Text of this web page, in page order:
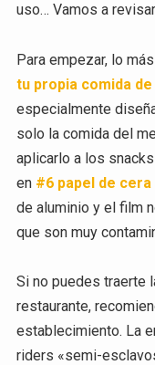
uso… Vamos a
Para empezar, lo
tu propia comida de
especialmente
solo la comida del
aplicarlo a los
en #6 papel de cera
de aluminio y el film
que son muy
Si no puedes traerte
restaurante,
establecimiento. La
riders «semi-